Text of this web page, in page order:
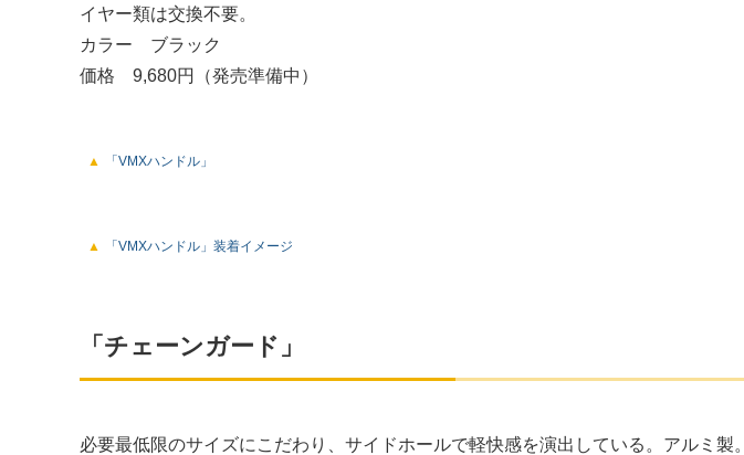
イヤー類は交換不要。
カラー ブラック
価格 9,680円（発売準備中）
「VMXハンドル」
「VMXハンドル」装着イメージ
「チェーンガード」
必要最低限のサイズにこだわり、サイドホールで軽快感を演出している。アルミ製。